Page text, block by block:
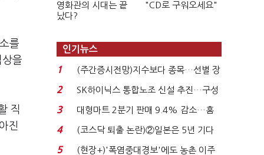
를
을
직
진
영화관의 시대는 끝
났다?
"CD로 구워오세요"
인기뉴스
1
(주간증시전망)지수보다 종목…선별 장
세 이어진다...
2
SK하이닉스 통합노조 신설 추진…구성
원 간 성과급 불...
3
대형마트 2분기 판매 9.4% 감소…홈
플러스 사태 여파...
4
(코스닥 퇴출 논란)②일본은 5년 기다
려주는데 우리는 ...
5
(현장+)'폭염중대경보'에도 농촌 이주